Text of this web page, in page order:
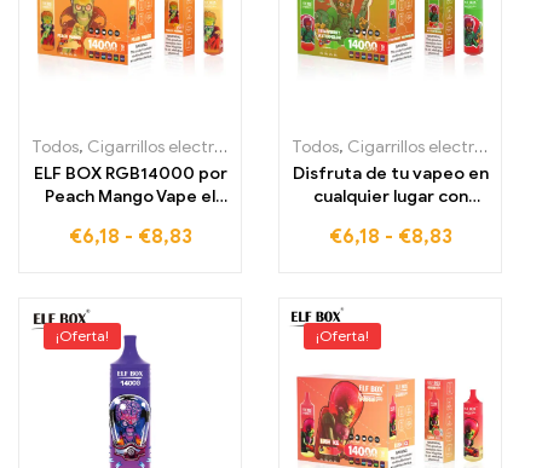
Todos, Cigarrillos electrónicos desechables ,Cigarrillos
ELF BOX RGB14000 por
Peach Mango Vape el
impuestos para
€6,18 - €8,83
Todos, Cigarrillos electrónicos desechables
Disfruta de tu vapeo en
cualquier lugar con
Watermelon ELF BOX
€6,18 - €8,83
¡Oferta! ¡Oferta!